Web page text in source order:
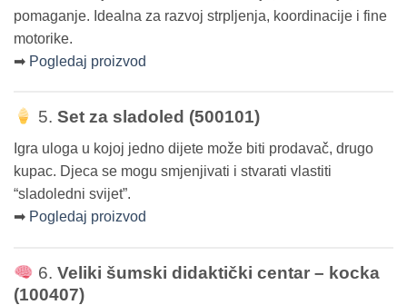
pomaganje. Idealna za razvoj strpljenja, koordinacije i fine
motorike.
➡ Pogledaj proizvod
5. Set za sladoled (500101)
Igra uloga u kojoj jedno dijete može biti prodavač, drugo
kupac. Djeca se mogu smjenjivati i stvarati vlastiti
“sladoledni svijet”.
➡ Pogledaj proizvod
6. Veliki šumski didaktički centar – kocka
(100407)